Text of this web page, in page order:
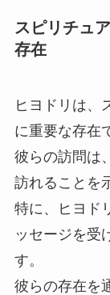
スピリチュ
存在
ヒヨドリは、
に重要な存在
彼らの訪問は
訪れることを
特に、ヒヨド
ッセージを受
す。
彼らの存在を